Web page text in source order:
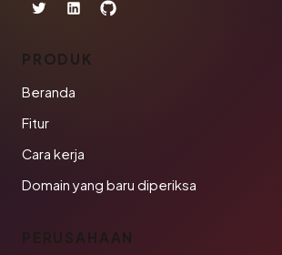
PRODUK
Beranda
Fitur
Cara kerja
Domain yang baru diperiksa
PERUSAHAAN